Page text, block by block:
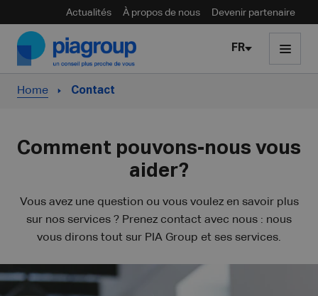
Actualités À propos de nous Devenir partenaire
Skip to content
FR
Home Contact
Comment pouvons-nous vous
aider?
Vous avez une question ou vous voulez en savoir plus
sur nos services ? Prenez contact avec nous : nous
vous dirons tout sur PIA Group et ses services.